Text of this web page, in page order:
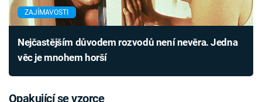
ZAJÍMAVOSTI
Nejčastějším důvodem rozvodů není nevěra. Jedna
věc je mnohem horší
Opakující se vzorce